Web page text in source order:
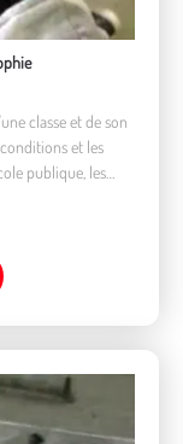
classe et de son
et les
publique, les